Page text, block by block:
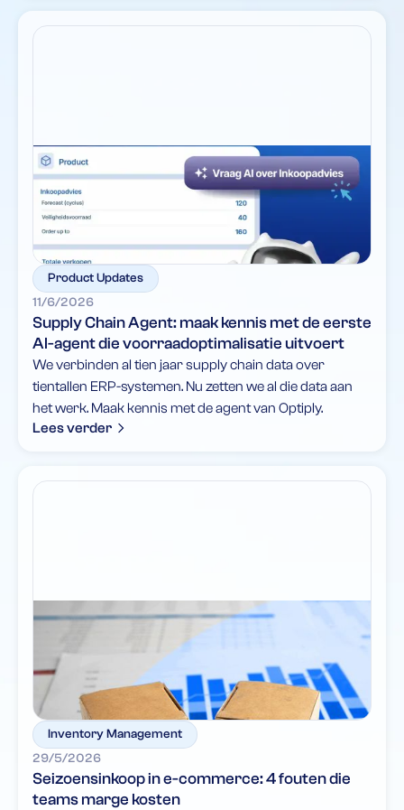
Product Updates
11/6/2026
Supply Chain Agent: maak kennis met de eerste
AI-agent die voorraadoptimalisatie uitvoert
We verbinden al tien jaar supply chain data over
tientallen ERP-systemen. Nu zetten we al die data aan
het werk. Maak kennis met de agent van Optiply.
Lees verder
Inventory Management
29/5/2026
Seizoensinkoop in e-commerce: 4 fouten die
teams marge kosten